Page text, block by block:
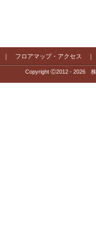
フロアマップ・アクセス
Copyright Ⓒ2012 - 2026 株